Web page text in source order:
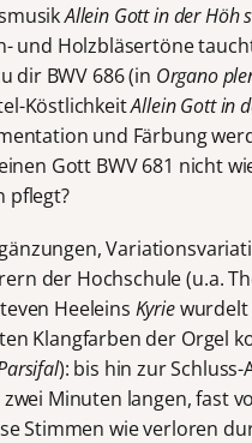
Allein Gott in der Höh
und Holzbläsertöne
dir BWV 686 (in Organo
KöstlichkeitAllein Gott in
und Färbung
Gott BWV 681 nicht
pflegt?
der Hochschule (u.a.
Heeleins Kyriewurdelt
Klangfarben der Orgel
): bis hin zur Schluss-
Minuten langen, fast
Stimmen wie verloren